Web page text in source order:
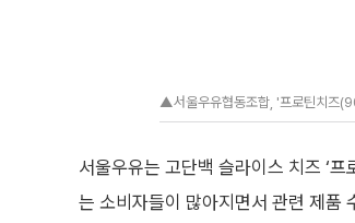
▲서울우유협동조합, '프로틴치즈
서울우유는 고단백 슬라이스 치즈 ‘
는 소비자들이 많아지면서 관련 제품